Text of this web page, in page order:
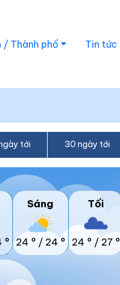
/ Thành phố Tin tức
tới 30 ngày tới
°
Sáng
24 ° / 24 °
Tối
24 ° / 27 °